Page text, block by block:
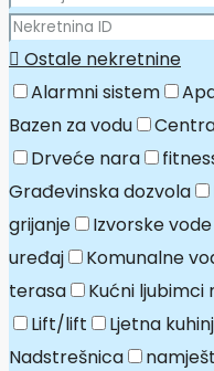
Ostale nekretnine
Alarmni sistem
Bazen za vodu
Drveće nara
Građevinska dozvola
grijanje
Izvorske vode
uređaj
Komunalne
terasa
Kućni ljubimci
Lift/lift
Ljetna
Nadstrešnica